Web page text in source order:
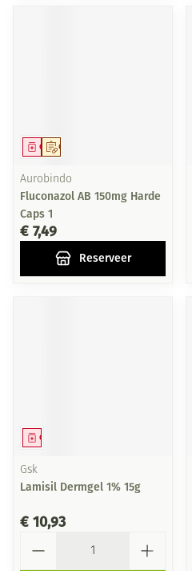
Op voorschrift
Geneesmiddel
Aurobindo
Fluconazol AB 150mg Harde
Caps 1
€ 7,49
Reserveer
Geneesmiddel
Gsk
Lamisil Dermgel 1% 15g
€ 10,93